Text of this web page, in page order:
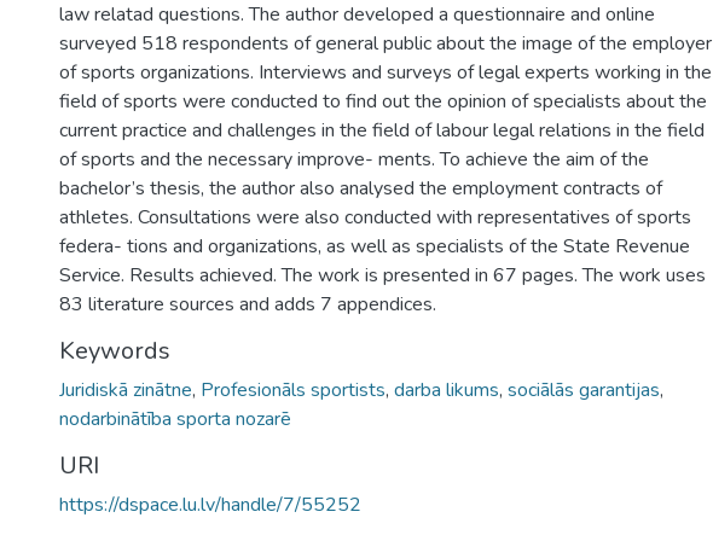
law relatad questions. The author developed a questionnaire and online
surveyed 518 respondents of general public about the image of the employer
of sports organizations. Interviews and surveys of legal experts working in the
field of sports were conducted to find out the opinion of specialists about the
current practice and challenges in the field of labour legal relations in the field
of sports and the necessary improve- ments. To achieve the aim of the
bachelor’s thesis, the author also analysed the employment contracts of
athletes. Consultations were also conducted with representatives of sports
federa- tions and organizations, as well as specialists of the State Revenue
Service. Results achieved. The work is presented in 67 pages. The work uses
83 literature sources and adds 7 appendices.
Keywords
Juridiskā zinātne, Profesionāls sportists, darba likums, sociālās garantijas,
nodarbinātība sporta nozarē
URI
https://dspace.lu.lv/handle/7/55252